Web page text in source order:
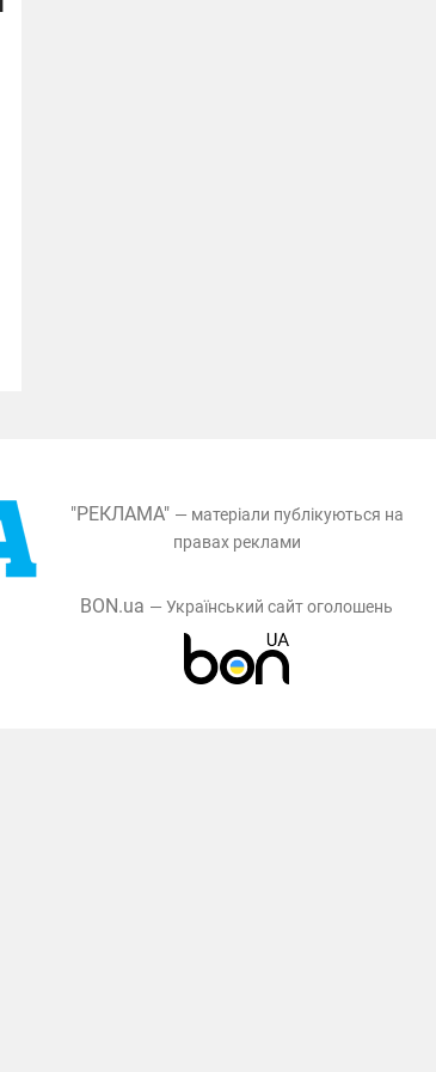
"РЕКЛАМА" — матеріали публікуються на
правах реклами
BON.ua — Український сайт оголошень